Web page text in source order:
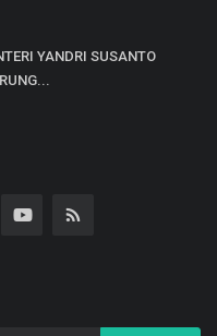
YANDRI SUSANTO